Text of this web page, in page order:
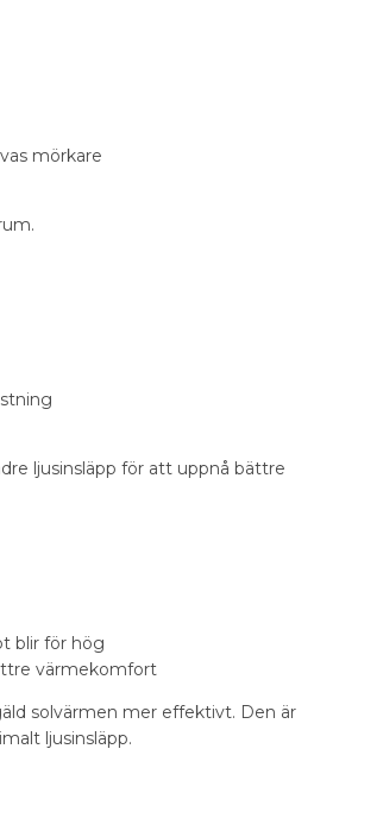
mörkare
ljusinsläpp för att uppnå bättre
blir för hög
värmekomfort
solvärmen mer effektivt. Den är
ljusinsläpp.